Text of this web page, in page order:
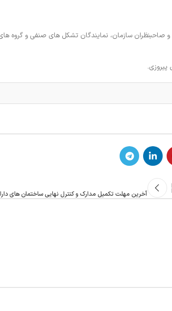
صاحبنظران سازمان، نمایندگان تشکل های صنفی و گروه
پیروزی.
آخرین مهلت تکمیل مدارک و کنترل نهایی ساختمان های دارای 8 سقف و